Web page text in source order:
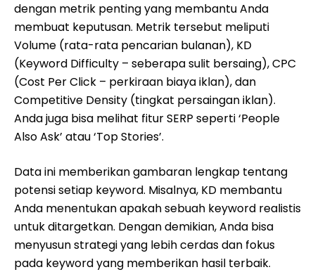
dengan metrik penting yang membantu Anda
membuat keputusan. Metrik tersebut meliputi
Volume (rata-rata pencarian bulanan), KD
(Keyword Difficulty – seberapa sulit bersaing), CPC
(Cost Per Click – perkiraan biaya iklan), dan
Competitive Density (tingkat persaingan iklan).
Anda juga bisa melihat fitur SERP seperti ‘People
Also Ask’ atau ‘Top Stories’.
Data ini memberikan gambaran lengkap tentang
potensi setiap keyword. Misalnya, KD membantu
Anda menentukan apakah sebuah keyword realistis
untuk ditargetkan. Dengan demikian, Anda bisa
menyusun strategi yang lebih cerdas dan fokus
pada keyword yang memberikan hasil terbaik.